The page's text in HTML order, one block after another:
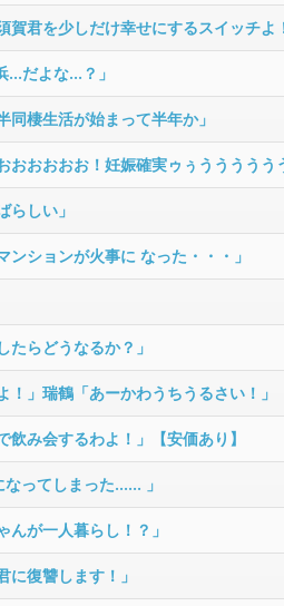
賀君を少しだけ幸せにするスイッチよ
…だよな…？」
同棲生活が始まって半年か」
おおおおお！妊娠確実ゥぅううううう
らしい」
ンションが火事に なった・・・」
たらどうなるか？」
！」瑞鶴「あーかわうちうるさい！」
飲み会するわよ！」【安価あり】
ってしまった...... 」
んが一人暮らし！？」
に復讐します！」